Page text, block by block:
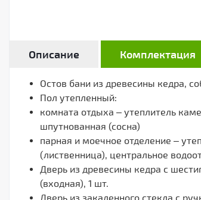
Описание Комплектация
Остов бани из древесины кедра,
Пол утепленный:
комната отдыха – утеплитель
шпутнованная (сосна)
парная и моечное отделение –
(лиственница), центральное
Дверь из древесины кедра с
(входная), 1 шт.
Дверь из закаленного стекла с